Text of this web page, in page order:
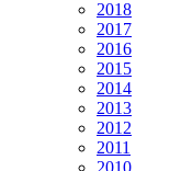
2018
2017
2016
2015
2014
2013
2012
2011
2010